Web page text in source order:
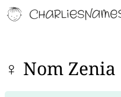
♀ Nom Zenia